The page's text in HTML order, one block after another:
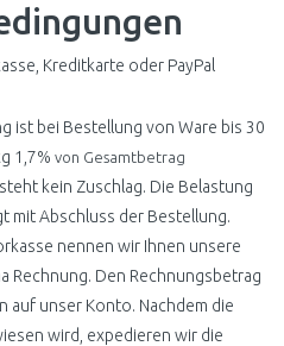
Kreditkarte oder PayPal
ist bei Bestellung von Ware bis 30
1,7% von Gesamtbetrag
kein Zuschlag. Die Belastung
mit Abschluss der Bestellung.
nennen wir Ihnen unsere
Rechnung. Den Rechnungsbetrag
auf unser Konto. Nachdem die
wird, expedieren wir die